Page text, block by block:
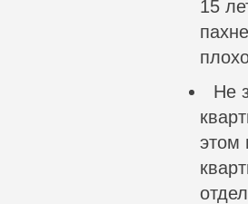
15
Не
этом